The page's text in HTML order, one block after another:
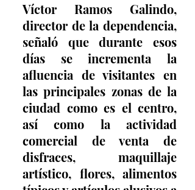
Víctor Ramos Galindo,
director de la dependencia,
señaló que durante esos
días se incrementa la
afluencia de visitantes en
las principales zonas de la
ciudad como es el centro,
así como la actividad
comercial de venta de
disfraces, maquillaje
artístico, flores, alimentos